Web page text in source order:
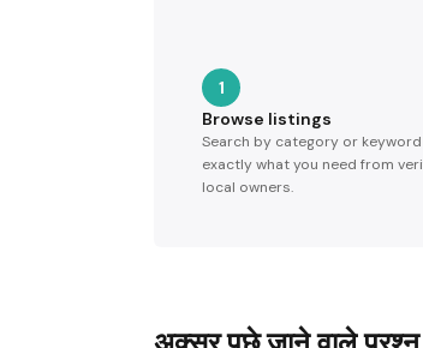
1
Browse listings
Search by category or
exactly what you need from
local owners.